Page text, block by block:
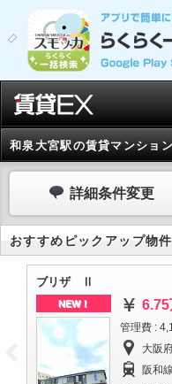
和泉大宮駅の賃貸マンショ
詳細条件変更
おすすめピックアップ物件
ブリザ Ⅱ
NEW！ 6.75
管理費 :
大阪
阪和